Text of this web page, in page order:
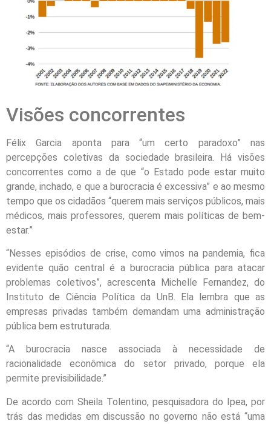
Visões concorrentes
Félix Garcia aponta para “um certo paradoxo” nas
percepções coletivas da sociedade brasileira. Há visões
concorrentes como a de que “o Estado pode estar muito
grande, inchado, e que a burocracia é excessiva” e ao mesmo
tempo que os cidadãos “querem mais serviços públicos, mais
médicos, mais professores, querem mais políticas de bem-
estar.”
“Nesses episódios de crise, como vimos na pandemia, fica
evidente quão central é a burocracia pública para atacar
problemas coletivos”, acrescenta Michelle Fernandez, do
Instituto de Ciência Política da UnB. Ela lembra que as
empresas privadas também demandam uma administração
pública bem estruturada.
“A burocracia nasce associada à necessidade de
racionalidade econômica do setor privado, porque ela
permite previsibilidade.”
De acordo com Sheila Tolentino, pesquisadora do Ipea, por
trás das medidas em discussão no governo não está “uma